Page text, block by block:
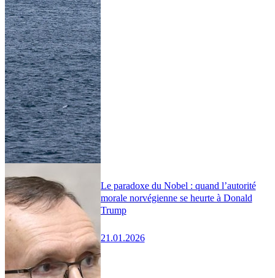
Le paradoxe du Nobel : quand l’autorité
morale norvégienne se heurte à Donald
Trump
21.01.2026